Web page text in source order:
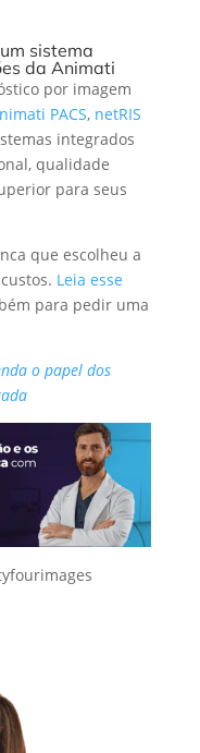
sistema
da Animati
por imagem
PACS, netRIS
integrados
qualidade
para seus
que escolheu a
Leia esse
para pedir uma
o papel dos